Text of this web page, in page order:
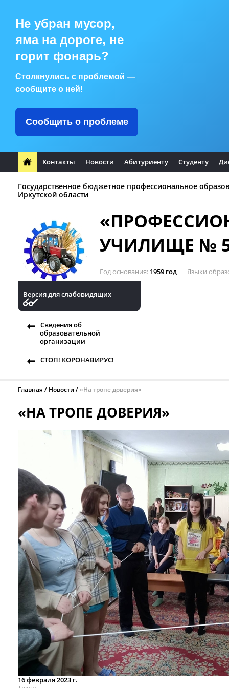
Не убран мусор,
яма на дороге, не
горит фонарь?
Столкнулись с проблемой —
сообщите о ней!
Сообщить о проблеме
Контакты Новости Абитуриенту Студенту
Государственное бюджетное профессиональное
Иркутской области
УЧИЛИЩЕ №
Год основания 1959 год Языки
Версия для слабовидящих
Сведения об
образовательной
организации
СТОП! КОРОНАВИРУС!
Главная Новости «На тропе доверия»
«НА ТРОПЕ ДОВЕРИЯ»
16 февраля 2023 г.